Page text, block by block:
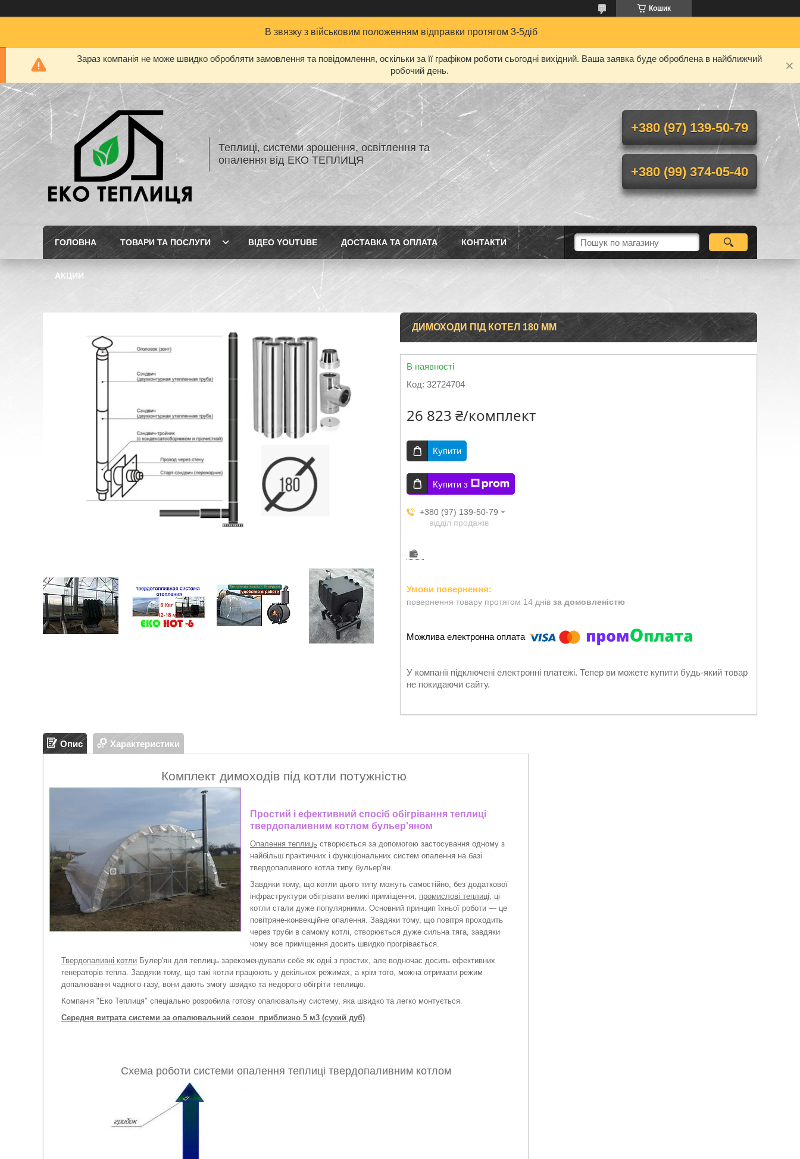
Кошик
В звязку з військовим положенням відправки протягом 3-5діб
Зараз компанія не може швидко обробляти замовлення та повідомлення, оскільки за її графіком роботи сьогодні вихідний. Ваша заявка буде оброблена в найближчий
робочий день.
Теплиці, системи зрошення, освітлення та
опалення від ЕКО ТЕПЛИЦЯ
+380 (97) 139-50-79
+380 (99) 374-05-40
ГОЛОВНА ТОВАРИ ТА ПОСЛУГИ ВІДЕО YOUTUBE ДОСТАВКА ТА ОПЛАТА КОНТАКТИ
АКЦИИ
ДИМОХОДИ ПІД КОТЕЛ 180 ММ
В наявності
Код: 32724704
26 823 ₴/комплект
Купити
Купити з
+380 (97) 139-50-79
відділ продажів
повернення товару протягом 14 днів за домовленістю
У компанії підключені електронні платежі. Тепер ви можете купити будь-який товар
не покидаючи сайту.
Опис Характеристики
Комплект димоходів під котли потужністю
Простий і ефективний спосіб обігрівання теплиці
твердопаливним котлом бульер'яном
Опалення теплиць створюється за допомогою застосування одному з
найбільш практичних і функціональних систем опалення на базі
твердопаливного котла типу бульер'ян.
Завдяки тому, що котли цього типу можуть самостійно, без додаткової
інфраструктури обігрівати великі приміщення, промислові теплиці, ці
котли стали дуже популярними. Основний принцип їхньої роботи — це
повітряне-конвекційне опалення. Завдяки тому, що повітря проходить
через труби в самому котлі, створюється дуже сильна тяга, завдяки
чому все приміщення досить швидко прогрівається.
Твердопаливні котли Булер'ян для теплиць зарекомендували себе як одні з простих, але водночас досить ефективних
генераторів тепла. Завдяки тому, що такі котли працюють у декількох режимах, а крім того, можна отримати режим
допалювання чадного газу, вони дають змогу швидко та недорого обігріти теплицю.
Компанія "Еко Теплиця" спеціально розробила готову опалювальну систему, яка швидко та легко монтується.
Середня витрата системи за опалювальний сезон приблизно 5 м3 (сухий дуб)
Схема роботи системи опалення теплиці твердопаливним котлом